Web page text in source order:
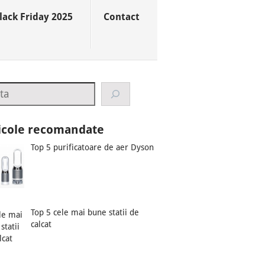
Friday 2025 Contact
recomandate
Top 5 purificatoare de aer Dyson
Top 5 cele mai bune statii de
calcat